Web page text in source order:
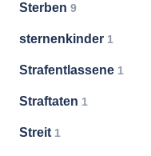
Sterben 9
sternenkinder 1
Strafentlassene 1
Straftaten 1
Streit 1